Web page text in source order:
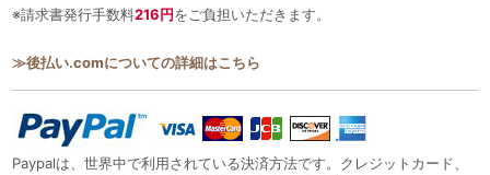
※請求書発行手数料216円をご負担いただきます。
≫後払い.comについての詳細はこちら
Paypalは、世界中で利用されている決済方法です。クレジットカード、